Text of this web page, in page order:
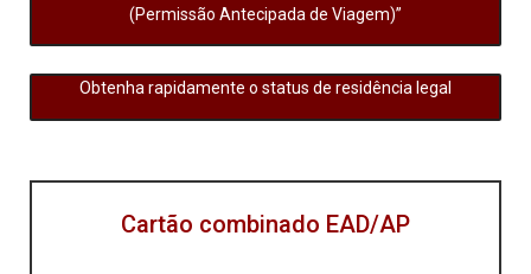
(Permissão Antecipada de Viagem)”
Obtenha rapidamente o status de residência legal
Cartão combinado EAD/AP